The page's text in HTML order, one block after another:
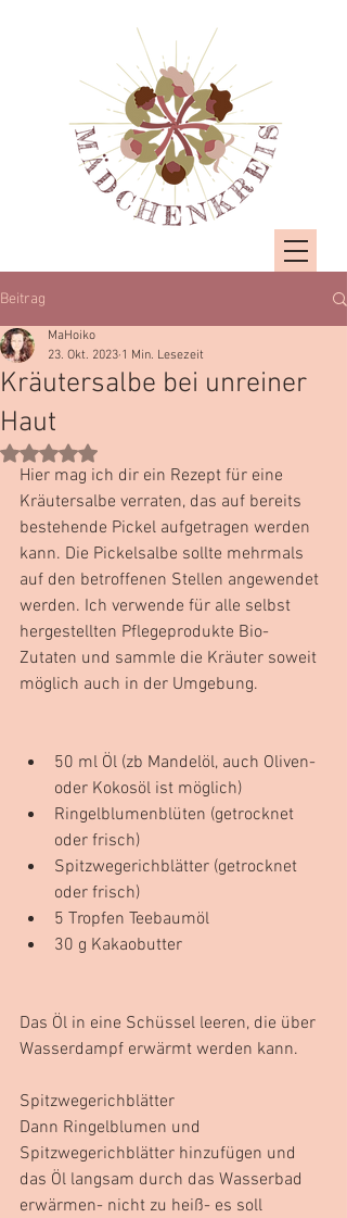
Beitrag
Kräutersalbe bei unreiner
Haut
MaHoiko
23. Okt. 2023 1 Min. Lesezeit
Mit NaN von 5 Sternen bewertet.
Hier mag ich dir ein Rezept für eine
Kräutersalbe verraten, das auf bereits
bestehende Pickel aufgetragen werden
kann. Die Pickelsalbe sollte mehrmals
auf den betroffenen Stellen angewendet
werden. Ich verwende für alle selbst
hergestellten Pflegeprodukte Bio-
Zutaten und sammle die Kräuter soweit
möglich auch in der Umgebung.
50 ml Öl (zb Mandelöl, auch Oliven-
oder Kokosöl ist möglich)
Ringelblumenblüten (getrocknet
oder frisch)
Spitzwegerichblätter (getrocknet
oder frisch)
5 Tropfen Teebaumöl
30 g Kakaobutter
Das Öl in eine Schüssel leeren, die über
Wasserdampf erwärmt werden kann.
Spitzwegerichblätter
Dann Ringelblumen und
Spitzwegerichblätter hinzufügen und
das Öl langsam durch das Wasserbad
erwärmen- nicht zu heiß- es soll